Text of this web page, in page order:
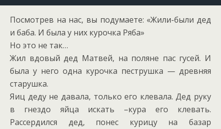
Посмотрев на нас, вы подумаете: «Жили-были дед
и баба. И была у них курочка Ряба»
Но это не так…
Жил вдовый дед Матвей, на поляне пас гусей. И
была у него одна курочка пеструшка — древняя
старушка.
Яиц деду не давала, только его клевала. Дед руку
в гнездо яйца искать –кура его клевать.
Рассердился дед, понес курицу на базар